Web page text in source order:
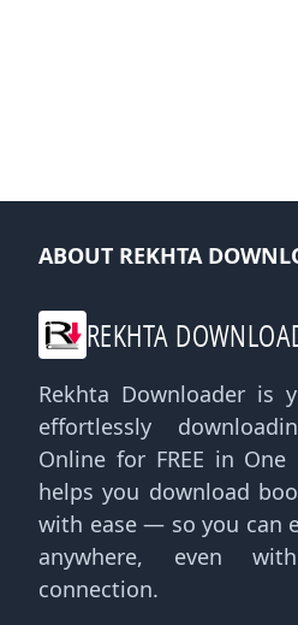
ABOUT REKHTA
REKHTA
Rekhta Downloader is
effortlessly
Online for FREE in
helps you download
with ease — so you can
anywhere, even
connection.